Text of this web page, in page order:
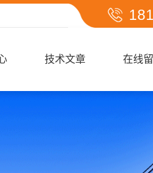
技术文章 在线